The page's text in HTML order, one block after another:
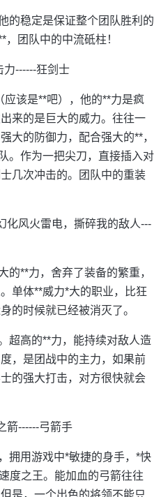
的稳定是保证整个团队胜利的
团队中的中流砥柱！
力------狂剑士
该是**吧），他的**力是疯
来的是巨大的威力。往往一
大的防御力，配合强大的**，
。作为一把尖刀，直接插入对
几次冲击的。团队中的重装
化风火雷电，撕碎我的敌人---
的**力，舍弃了装备的繁重，
单体**威力*大的职业，比狂
的时候就已经被消灭了。
超高的**力，能持续对敌人造
，是团战中的主力，如果前
的强大打击，对方很快就会
箭------弓箭手
拥用游戏中*敏捷的身手，*快
度之王。能加血的弓箭往往
是，一个出色的将领不能只